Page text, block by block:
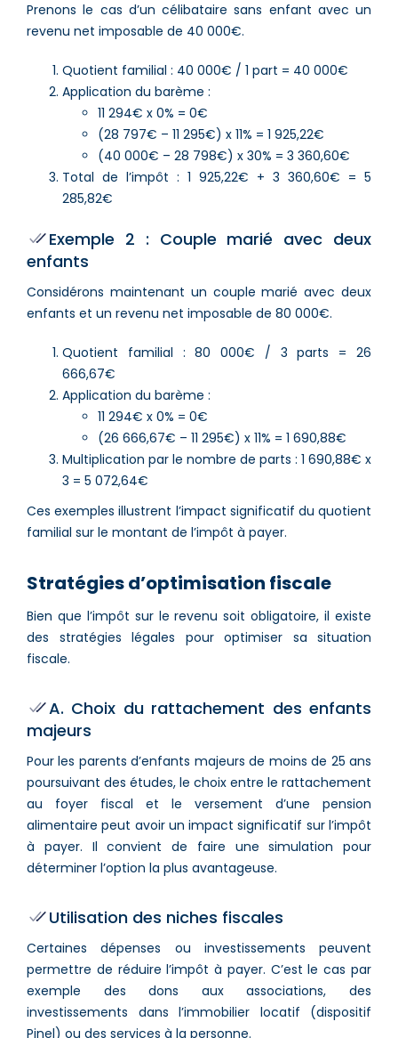
Prenons le cas d’un célibataire sans enfant avec un
revenu net imposable de 40 000€.
Quotient familial : 40 000€ / 1 part = 40 000€
Application du barème :
11 294€ x 0% = 0€
(28 797€ – 11 295€) x 11% = 1 925,22€
(40 000€ – 28 798€) x 30% = 3 360,60€
Total de l’impôt : 1 925,22€ + 3 360,60€ = 5
285,82€
Exemple 2 : Couple marié avec deux
enfants
Considérons maintenant un couple marié avec deux
enfants et un revenu net imposable de 80 000€.
Quotient familial : 80 000€ / 3 parts = 26
666,67€
Application du barème :
11 294€ x 0% = 0€
(26 666,67€ – 11 295€) x 11% = 1 690,88€
Multiplication par le nombre de parts : 1 690,88€ x
3 = 5 072,64€
Ces exemples illustrent l’impact significatif du quotient
familial sur le montant de l’impôt à payer.
Stratégies d’optimisation fiscale
Bien que l’impôt sur le revenu soit obligatoire, il existe
des stratégies légales pour optimiser sa situation
fiscale.
A. Choix du rattachement des enfants
majeurs
Pour les parents d’enfants majeurs de moins de 25 ans
poursuivant des études, le choix entre le rattachement
au foyer fiscal et le versement d’une pension
alimentaire peut avoir un impact significatif sur l’impôt
à payer. Il convient de faire une simulation pour
déterminer l’option la plus avantageuse.
Utilisation des niches fiscales
Certaines dépenses ou investissements peuvent
permettre de réduire l’impôt à payer. C’est le cas par
exemple des dons aux associations, des
investissements dans l’immobilier locatif (dispositif
Pinel) ou des services à la personne.